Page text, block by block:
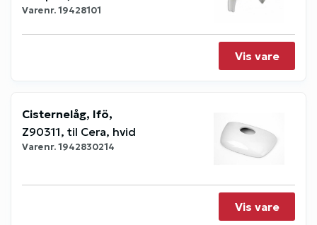
Varenr.19428101
Vis vare
Cisternelåg, Ifö,
Z90311, til Cera, hvid
Varenr.1942830214
Vis vare